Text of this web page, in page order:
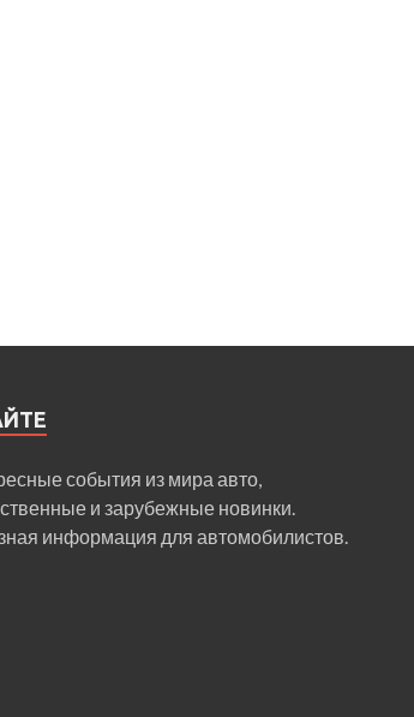
события из мира авто,
и зарубежные новинки.
информация для автомобилистов.